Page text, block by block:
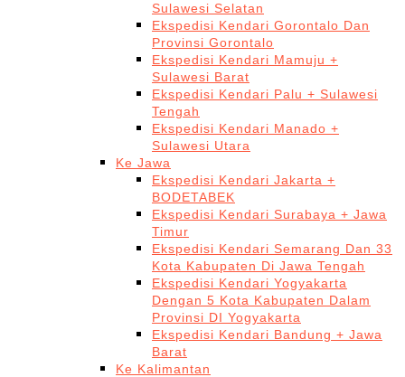
Sulawesi Selatan
Ekspedisi Kendari Gorontalo Dan
Provinsi Gorontalo
Ekspedisi Kendari Mamuju +
Sulawesi Barat
Ekspedisi Kendari Palu + Sulawesi
Tengah
Ekspedisi Kendari Manado +
Sulawesi Utara
Ke Jawa
Ekspedisi Kendari Jakarta +
BODETABEK
Ekspedisi Kendari Surabaya + Jawa
Timur
Ekspedisi Kendari Semarang Dan 33
Kota Kabupaten Di Jawa Tengah
Ekspedisi Kendari Yogyakarta
Dengan 5 Kota Kabupaten Dalam
Provinsi DI Yogyakarta
Ekspedisi Kendari Bandung + Jawa
Barat
Ke Kalimantan